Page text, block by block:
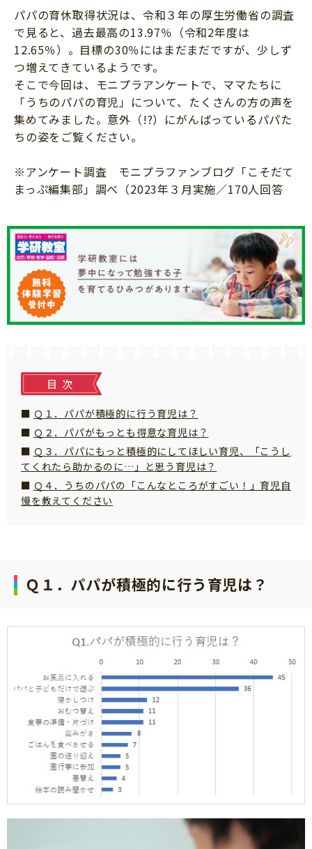
自由研究・工作
読書感想文
本・読書
運動・あそび・ゲーム
英語
知育
親子でいっしょに
人間関係
おでかけ
家族
料理
マネー
健康
サイトのご利⽤にあたって
パパの育休取得状況は、令和３年の厚生労働省の調査
で見ると、過去最高の13.97％（令和2年度は
12.65％）。目標の30％にはまだまだですが、少しず
つ増えてきているようです。
そこで今回は、モニプラアンケートで、ママたちに
「うちのパパの育児」について、たくさんの方の声を
集めてみました。意外（!?）にがんばっているパパた
ちの姿をご覧ください。
※アンケート調査 モニプラファンブログ「こそだて
まっぷ編集部」調べ（2023年３月実施／170人回答
目次
Ｑ１．パパが積極的に行う育児は？
Ｑ２．パパがもっとも得意な育児は？
Ｑ３．パパにもっと積極的にしてほしい育児、「こうし
てくれたら助かるのに…」と思う育児は？
Ｑ４．うちのパパの「こんなところがすごい！」育児自
慢を教えてください
Ｑ１．パパが積極的に行う育児は？